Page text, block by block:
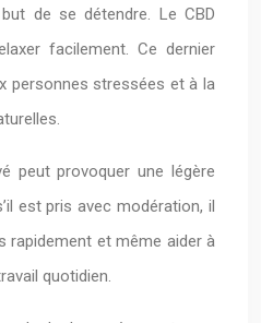
de se détendre. Le CBD
facilement. Ce dernier
personnes stressées et à la
peut provoquer une légère
est pris avec modération, il
rapidement et même aider à
quotidien.